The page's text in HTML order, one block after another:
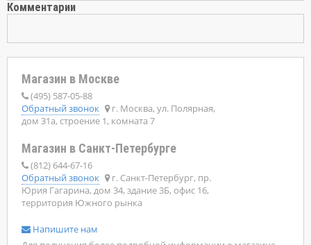
Комментарии
Магазин в Москве
(495) 587-05-88
Обратный звонок
г. Москва, ул. Полярная,
дом 31а, строение 1, комната 7
Магазин в Санкт-Петербурге
(812) 644-67-16
Обратный звонок
г. Санкт-Петербург, пр.
Юрия Гагарина, дом 34, здание 3Б, офис 16,
территория Южного рынка
Напишите нам